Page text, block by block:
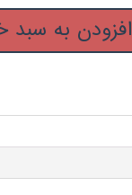
افزودن به سبد